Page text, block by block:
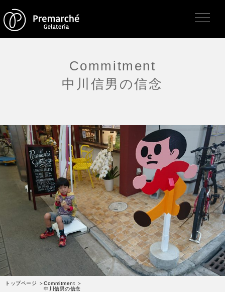
トップページ
直営店・支店・分店
フレーバー（メニュー）
アレルゲン一覧
求人情報
通販のご案内
お知らせ・メディア掲載
受賞歴
お問い合わせ
Column コラム・連載
Commitment
中川信男の信念
トップページ
Commitment
中川信男の信念